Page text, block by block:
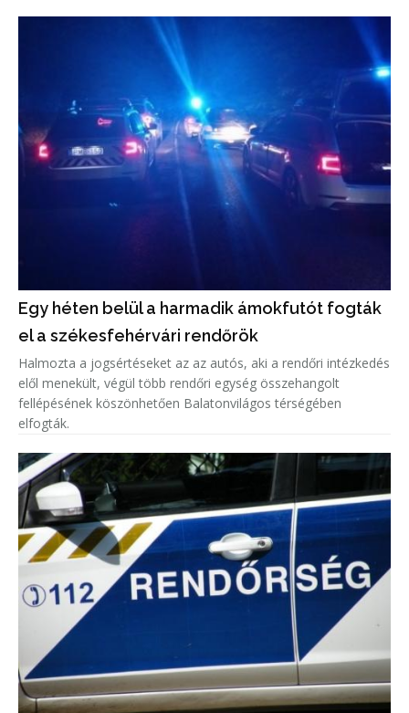
Egy héten belül a harmadik ámokfutót fogták
el a székesfehérvári rendőrök
Halmozta a jogsértéseket az az autós, aki a rendőri intézkedés
elől menekült, végül több rendőri egység összehangolt
fellépésének köszönhetően Balatonvilágos térségében
elfogták.